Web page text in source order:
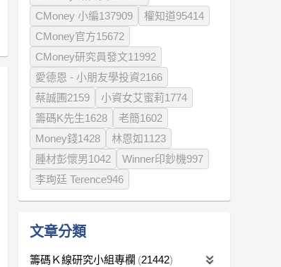
CMoney 小編137909
權知道95414
CMoney官方15672
CMoney研究員發文11992
愛德恩 - 小朋友學投資2166
蔡誠圃2159
小資女艾蜜莉1774
籌碼K先生1628
老簡1602
Money錢1428
林恩如1123
腫材彭懷男1042
Winner印鈔機997
李珣廷 Terence946
文章分類
籌碼Ｋ線研究小組專欄
21442